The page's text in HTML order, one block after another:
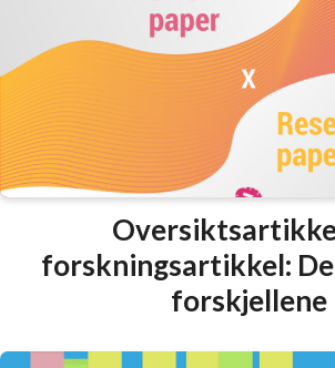
forskningsartikkel:
forskjellene